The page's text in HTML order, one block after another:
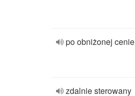
po obniżonej cenie
zdalnie sterowany